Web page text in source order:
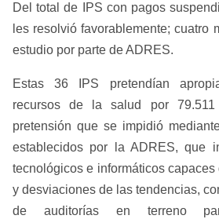
Del total de IPS con pagos
les resolvió favorablemente; cuatro
estudio por parte de ADRES.
Estas 36 IPS pretendían
recursos de la salud por
pretensión que se impidió
establecidos por la ADRES, que
tecnológicos e informáticos capaces
y desviaciones de las tendencias,
de auditorías en terreno